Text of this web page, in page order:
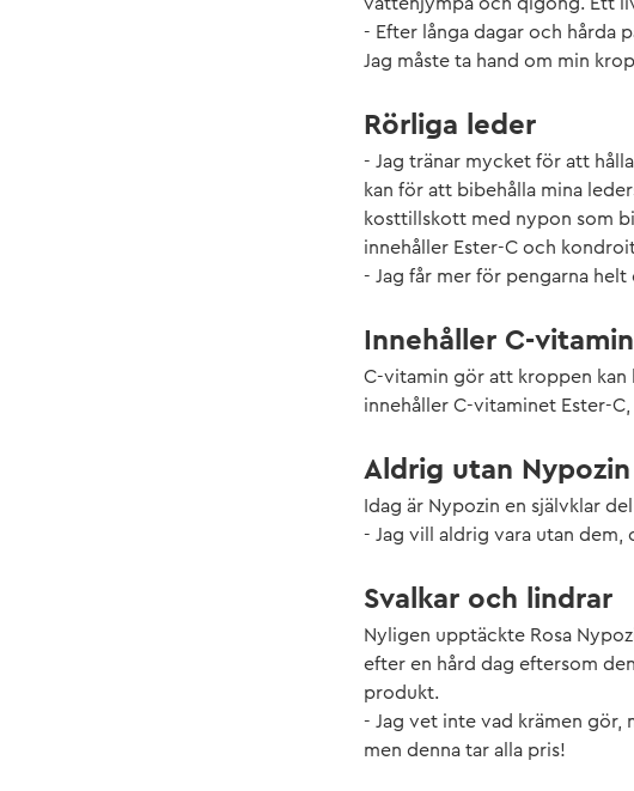
- Efter långa dagar och hårda
Jag måste ta hand om min
Rörliga leder
- Jag tränar mycket för att
kan för att bibehålla mina
kosttillskott med nypon som
innehåller Ester-C och
- Jag får mer för pengarna helt
Innehåller C-vitamin
C-vitamin gör att kroppen
innehåller C-vitaminet Ester-
Aldrig utan Nypozin
Idag är Nypozin en självklar
- Jag vill aldrig vara utan
Svalkar och lindrar
Nyligen upptäckte Rosa
efter en hård dag eftersom
produkt.
- Jag vet inte vad krämen gör,
men denna tar alla pris!